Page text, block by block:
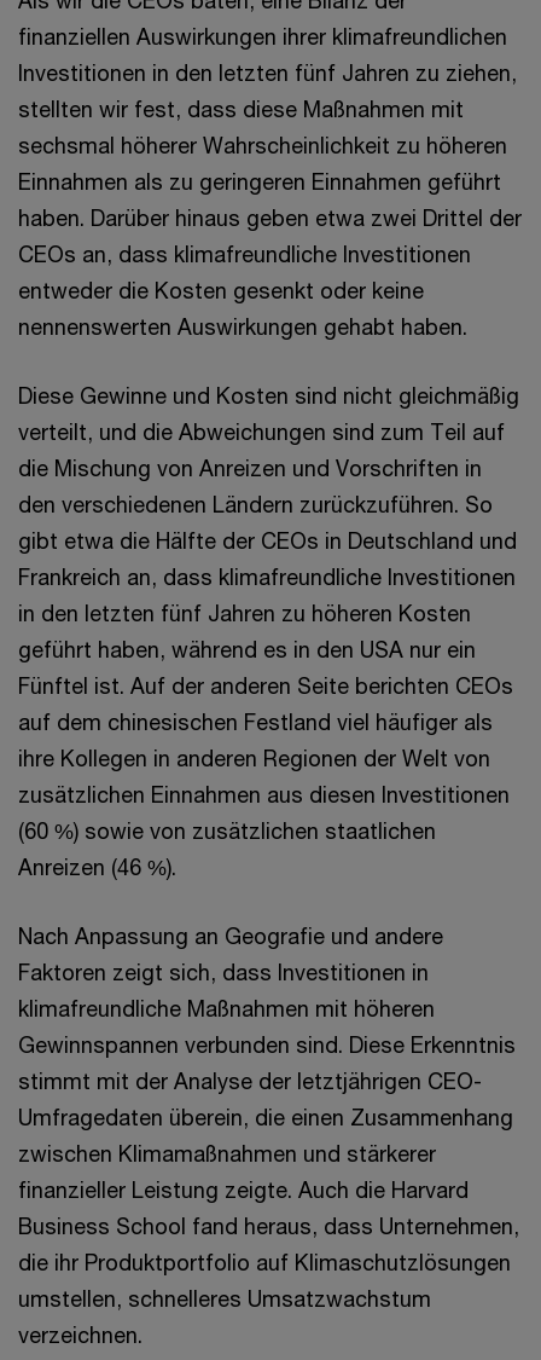
finanziellen Auswirkungen ihrer klimafreundlichen
Investitionen in den letzten fünf Jahren zu ziehen,
stellten wir fest, dass diese Maßnahmen mit
sechsmal höherer Wahrscheinlichkeit zu höheren
Einnahmen als zu geringeren Einnahmen geführt
haben. Darüber hinaus geben etwa zwei Drittel der
CEOs an, dass klimafreundliche Investitionen
entweder die Kosten gesenkt oder keine
nennenswerten Auswirkungen gehabt haben.
Diese Gewinne und Kosten sind nicht gleichmäßig
verteilt, und die Abweichungen sind zum Teil auf
die Mischung von Anreizen und Vorschriften in
den verschiedenen Ländern zurückzuführen. So
gibt etwa die Hälfte der CEOs in Deutschland und
Frankreich an, dass klimafreundliche Investitionen
in den letzten fünf Jahren zu höheren Kosten
geführt haben, während es in den USA nur ein
Fünftel ist. Auf der anderen Seite berichten CEOs
auf dem chinesischen Festland viel häufiger als
ihre Kollegen in anderen Regionen der Welt von
zusätzlichen Einnahmen aus diesen Investitionen
(60 %) sowie von zusätzlichen staatlichen
Anreizen (46 %).
Nach Anpassung an Geografie und andere
Faktoren zeigt sich, dass Investitionen in
klimafreundliche Maßnahmen mit höheren
Gewinnspannen verbunden sind. Diese Erkenntnis
stimmt mit der Analyse der letztjährigen CEO-
Umfragedaten überein, die einen Zusammenhang
zwischen Klimamaßnahmen und stärkerer
finanzieller Leistung zeigte. Auch die Harvard
Business School fand heraus, dass Unternehmen,
die ihr Produktportfolio auf Klimaschutzlösungen
umstellen, schnelleres Umsatzwachstum
verzeichnen.